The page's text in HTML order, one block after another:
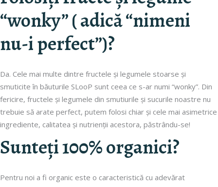
“wonky” ( adică “nimeni
nu-i perfect”)?
Da. Cele mai multe dintre fructele și legumele stoarse și
smuticite în băuturile SLooP sunt ceea ce s-ar numi “wonky”. Din
fericire, fructele și legumele din smutiurile și sucurile noastre nu
trebuie să arate perfect, putem folosi chiar și cele mai asimetrice
ingrediente, calitatea și nutrienții acestora, păstrându-se!
Sunteți 100% organici?
Pentru noi a fi organic este o caracteristică cu adevărat